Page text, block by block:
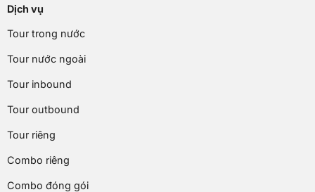
Dịch vụ
Tour trong nước
Tour nước ngoài
Tour inbound
Tour outbound
Tour riêng
Combo riêng
Combo đóng gói